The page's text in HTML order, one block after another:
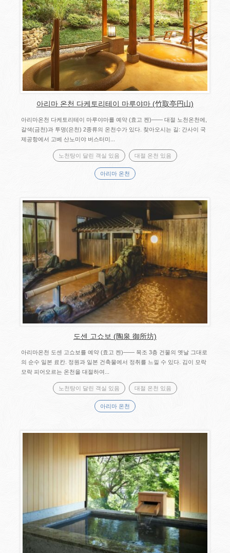
아리마 온천 다케토리테이 마루야마 (竹取亭円山)
아리마온천 다케토리테이 마루야마를 예약 (효고 켄)―― 대절 노천온천에,
갈색(금천)과 투명(은천) 2종류의 온천수가 있다. 찾아오시는 길: 간사이 국
제공항에서 고베 산노미야 버스터미...
노천탕이 달린 객실 있음 대절 온천 있음
아리마 온천
도센 고쇼보 (陶泉 御所坊)
아리마온천 도센 고쇼보를 예약 (효고 켄)―― 목조 3층 건물의 옛날 그대로
의 순수 일본 료칸. 정원과 일본 건축물에서 정취를 느낄 수 있다. 김이 모락
모락 피어오르는 온천을 대절하여...
노천탕이 달린 객실 있음 대절 온천 있음
아리마 온천